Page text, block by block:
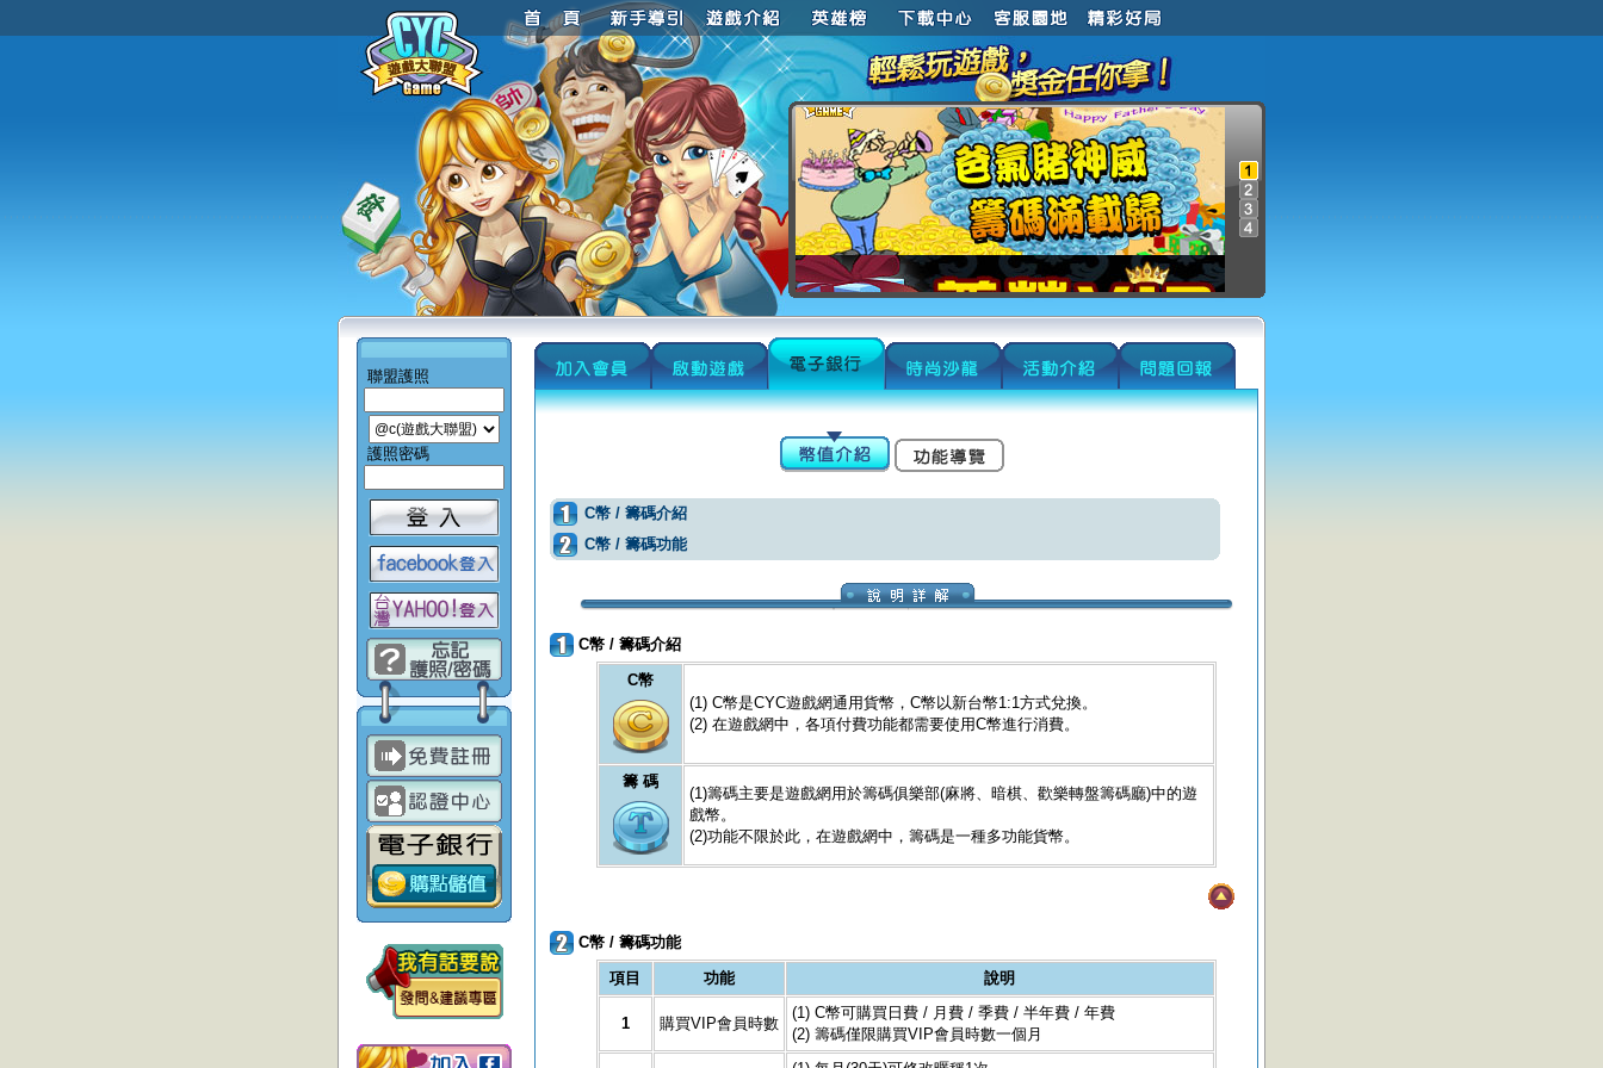
聯盟護照
護照密碼
C幣 / 籌碼介紹
C幣 / 籌碼功能
C幣 / 籌碼介紹
C幣
(1) C幣是CYC遊戲網通用貨幣，C幣以新台幣1:1方式兌換。
(2) 在遊戲網中，各項付費功能都需要使用C幣進行消費。
籌 碼
(1)籌碼主要是遊戲網用於籌碼俱樂部(麻將、暗棋、歡樂轉盤籌碼廳)中的遊
戲幣。
(2)功能不限於此，在遊戲網中，籌碼是一種多功能貨幣。
C幣 / 籌碼功能
項目
功能 說明
1 購買VIP會員時數
(1) C幣可購買日費 / 月費 / 季費 / 半年費 / 年費
(2) 籌碼僅限購買VIP會員時數一個月